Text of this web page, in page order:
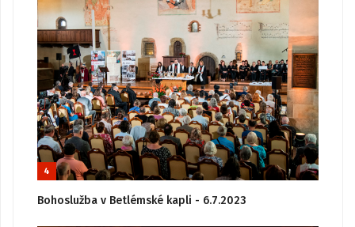
4
Bohoslužba v Betlémské kapli - 6.7.2023